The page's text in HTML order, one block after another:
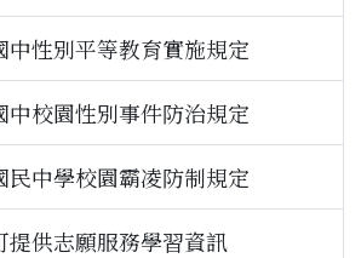
中性別平等教育實施規定
中校園性別事件防治規定
民中學校園霸凌防制規定
提供志願服務學習資訊